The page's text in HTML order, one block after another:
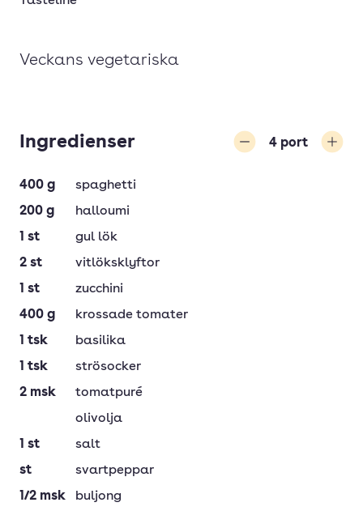
Veckans vegetariska
Ingredienser 4 port
400 g
spaghetti
200 g
halloumi
1 st
gul lök
2 st
vitlöksklyftor
1 st
zucchini
400 g
krossade tomater
1 tsk
basilika
1 tsk
strösocker
2 msk
tomatpuré
olivolja
1 st
salt
st
svartpeppar
1/2 msk buljong